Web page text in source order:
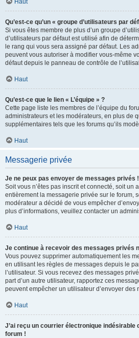
Haut
Qu’est-ce qu’un « groupe d’utilisateurs par
Si vous êtes membre de plus d’un groupe
d’utilisateurs par défaut est utilisé afin de
le rang qui vous sera assigné par défaut. Les
peuvent vous autoriser à modifier vous-même
défaut depuis le panneau de contrôle de
Haut
Qu’est-ce que le lien « L’équipe » ?
Cette page liste les membres de l’équipe du
administrateurs et les modérateurs, en plus de
supplémentaires tels que les forums qu’ils
Haut
Messagerie privée
Je ne peux pas envoyer de messages privés !
Soit vous n’êtes pas inscrit et connecté, soit un
entièrement la messagerie privée sur le forum,
modérateur a décidé de vous empêcher
plus d’informations, veuillez contacter un
Haut
Je continue à recevoir des messages privés
Vous pouvez supprimer automatiquement les
en utilisant les règles de messages depuis le
l’utilisateur. Si vous recevez des messages
part d’un autre utilisateur, rapportez ces
peuvent empêcher un utilisateur d’envoyer des
Haut
J’ai reçu un courrier électronique indésirable
forum !